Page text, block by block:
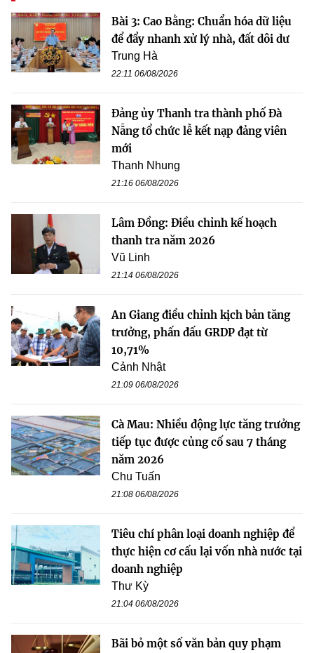
Bài 3: Cao Bằng: Chuẩn hóa dữ liệu
để đẩy nhanh xử lý nhà, đất dôi dư
Trung Hà
22:11 06/08/2026
Đảng ủy Thanh tra thành phố Đà
Nẵng tổ chức lễ kết nạp đảng viên
mới
Thanh Nhung
21:16 06/08/2026
Lâm Đồng: Điều chỉnh kế hoạch
thanh tra năm 2026
Vũ Linh
21:14 06/08/2026
An Giang điều chỉnh kịch bản tăng
trưởng, phấn đấu GRDP đạt từ
10,71%
Cảnh Nhật
21:09 06/08/2026
Cà Mau: Nhiều động lực tăng trưởng
tiếp tục được củng cố sau 7 tháng
năm 2026
Chu Tuấn
21:08 06/08/2026
Tiêu chí phân loại doanh nghiệp để
thực hiện cơ cấu lại vốn nhà nước tại
doanh nghiệp
Thư Kỳ
21:04 06/08/2026
Bãi bỏ một số văn bản quy phạm